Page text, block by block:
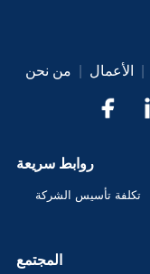
من نحن الأعمال
روابط سريعة
تكلفة تأسيس الشركة
المجتمع